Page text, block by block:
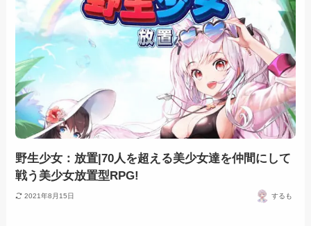
野生少女：放置|70人を超える美少女達を仲間にして
戦う美少女放置型RPG!
2021年8月15日 するも